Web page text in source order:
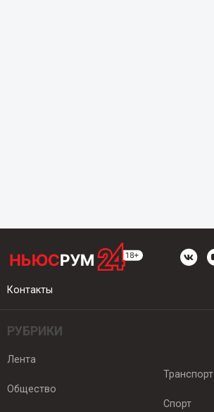
Контакты
РУБРИКИ
Лента
Общество
Транспорт
Спорт